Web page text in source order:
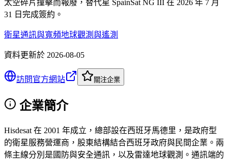
太空碎片撞擊而報廢，替代星 SpainSat NG III 在 2026 年 7 月
31 日完成簽約。
衛星通訊與寬頻地球觀測與遙測
資料更新於 2026-08-05
訪問官方網站 關注企業
企業簡介
Hisdesat 在 2001 年成立，總部設在西班牙馬德里，是政府型
的衛星服務營運商，股東結構結合西班牙政府與民間企業。兩
條主線分別是國防與安全通訊，以及雷達地球觀測。通訊端的